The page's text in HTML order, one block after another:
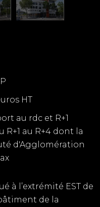
HT
au rdc et R+1
R+1 au R+4 dont la
d'Agglomération
à l’extrémité EST de
de la